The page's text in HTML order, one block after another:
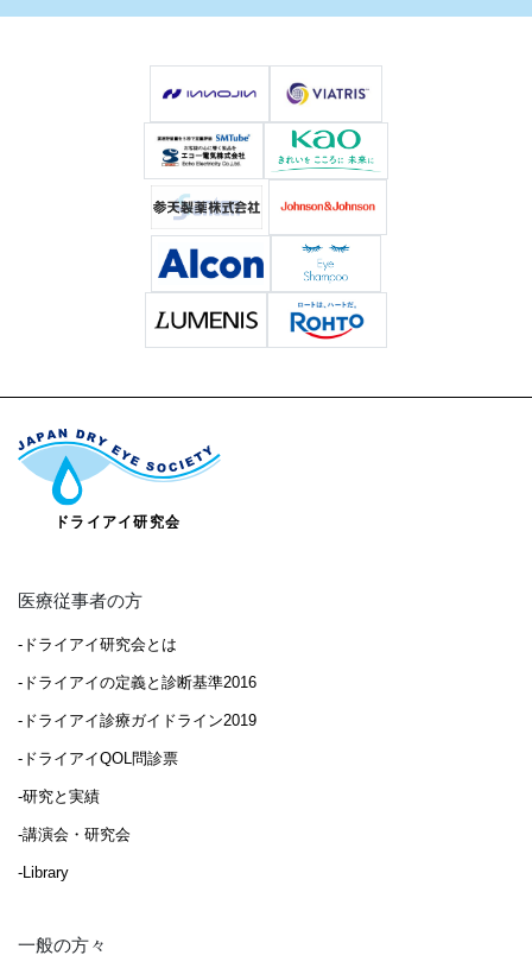
医療従事者の方
-ドライアイ研究会とは
-ドライアイの定義と診断基準2016
-ドライアイ診療ガイドライン2019
-ドライアイQOL問診票
-研究と実績
-講演会・研究会
-Library
一般の方々